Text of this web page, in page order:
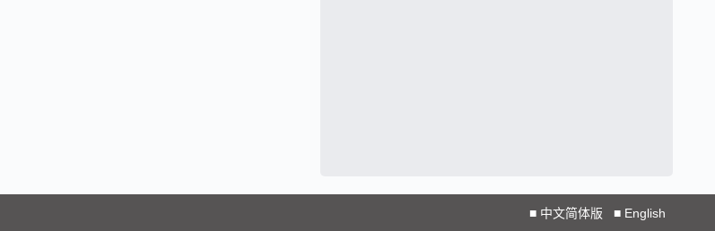
■ 中文简体版 ■ English